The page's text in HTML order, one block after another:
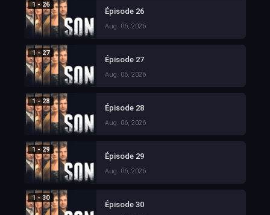
1 - 26
Épisode 26
Aug. 06, 2026
1 - 27
Épisode 27
Aug. 06, 2026
1 - 28
Épisode 28
Aug. 06, 2026
1 - 29
Épisode 29
Aug. 06, 2026
1 - 30
Épisode 30